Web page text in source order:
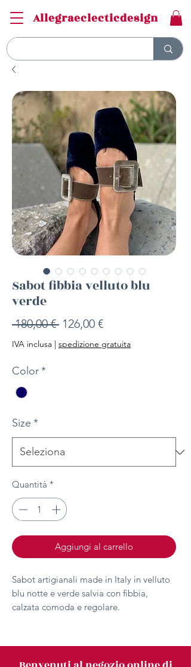
Allegraeclecticdesign
Sabot fibbia velluto blu
verde
180,00 € Prezzo
regolare
126,00 €Prezzo
scontato
IVA inclusa | spedizione gratuita
Color*
Size *
Quantità *
Aggiungi al carrello
Sabot artigianali made in Italy in velluto
blu notte e verde salvia con fibbia,
calzata comoda e regolare.